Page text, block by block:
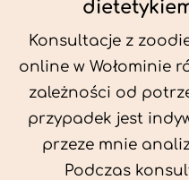
Konsultacje z
online w Wołominie
zależności od
przypadek jest
przeze mnie
Podczas